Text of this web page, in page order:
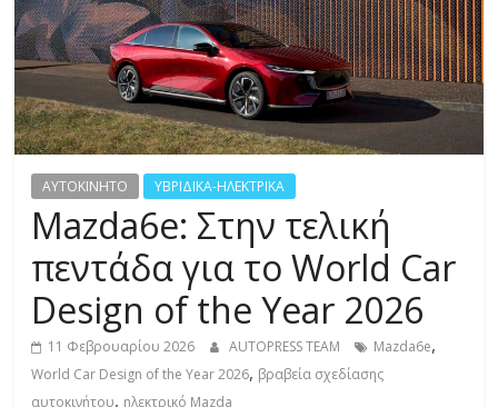
R
E
S
SAYTOKINHTO ΥΒΡΙΔΙΚΑ-ΗΛΕΚΤΡΙΚΑ
Mazda6e: Στην τελική
πεντάδα για το World Car
Design of the Year 2026
11 Φεβρουαρίου 2026 AUTOPRESS TEAM Mazda6e,
World Car Design of the Year 2026, βραβεία σχεδίασης
αυτοκινήτου, ηλεκτρικό Mazda